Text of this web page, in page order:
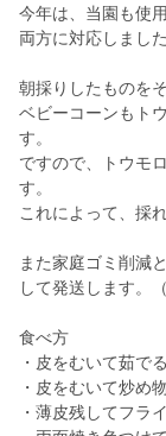
今年は、当園も使
両方に対応しました
朝採りしたものを
ベビーコーンもト
す。
ですので、トウモ
す。
これによって、採
また家庭ゴミ削減
して発送します。
食べ方
・皮をむいて茹でる
・皮をむいて炒め
・薄皮残してフラ